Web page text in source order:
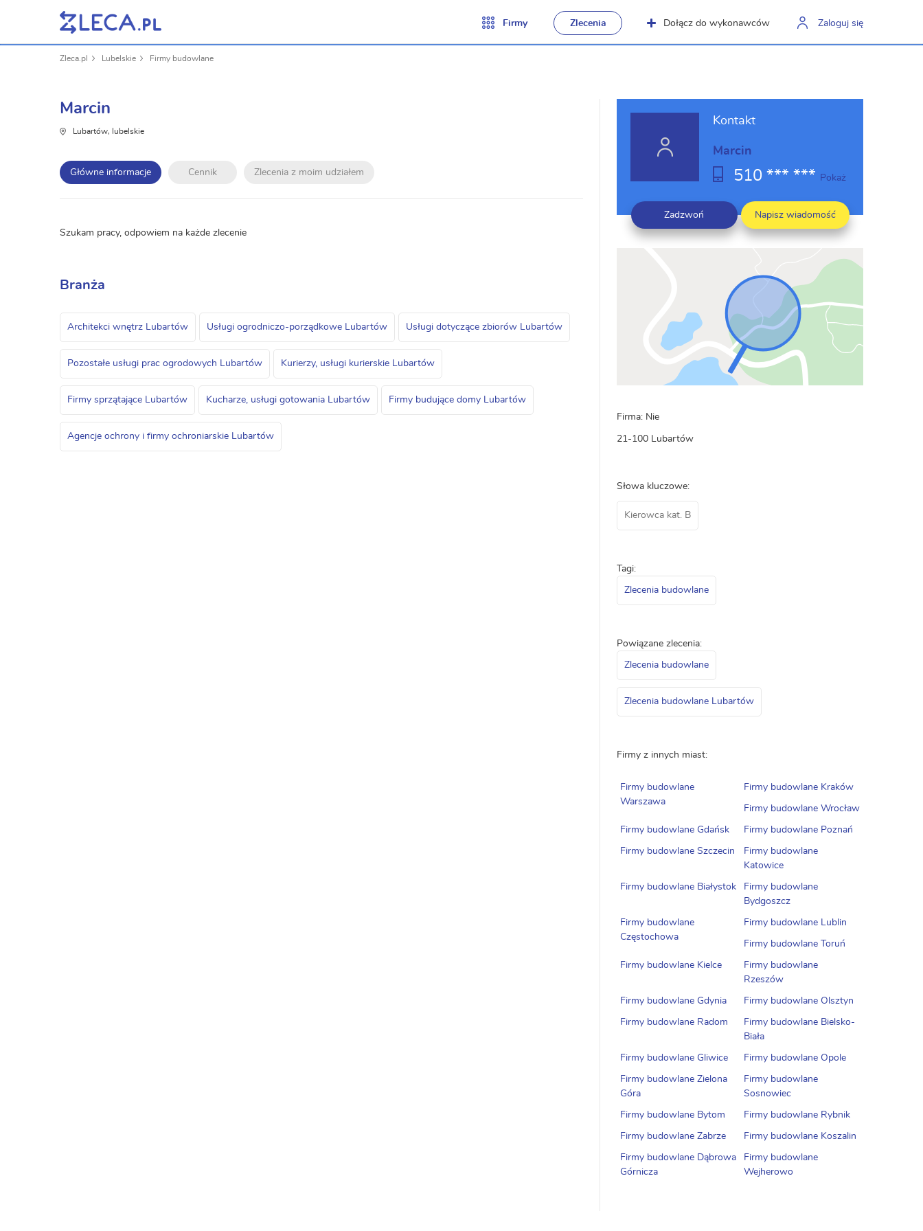
Firmy Zlecenia Dołącz do wykonawców Zaloguj się
Zleca.pl Lubelskie Firmy budowlane
Marcin
Lubartów, lubelskie
Główne informacje Cennik Zlecenia z moim udziałem
Szukam pracy, odpowiem na każde zlecenie
Branża
Architekci wnętrz Lubartów Usługi ogrodniczo-porządkowe Lubartów Usługi dotyczące zbiorów Lubartów
Pozostałe usługi prac ogrodowych Lubartów Kurierzy, usługi kurierskie Lubartów
Firmy sprzątające Lubartów Kucharze, usługi gotowania Lubartów Firmy budujące domy Lubartów
Agencje ochrony i firmy ochroniarskie Lubartów
Kontakt
Marcin
510 *** *** Pokaż
Zadzwoń Napisz wiadomość
Firma: Nie
21-100 Lubartów
Słowa kluczowe:
Kierowca kat. B
Tagi:
Zlecenia budowlane
Powiązane zlecenia:
Zlecenia budowlane
Zlecenia budowlane Lubartów
Firmy z innych miast:
Firmy budowlane
Warszawa
Firmy budowlane Kraków
Firmy budowlane Wrocław
Firmy budowlane Gdańsk Firmy budowlane Poznań
Firmy budowlane Szczecin
Firmy budowlane
Katowice
Firmy budowlane Białystok
Firmy budowlane
Bydgoszcz
Firmy budowlane
Częstochowa
Firmy budowlane Lublin
Firmy budowlane Toruń
Firmy budowlane Kielce
Firmy budowlane
Rzeszów
Firmy budowlane Gdynia Firmy budowlane Olsztyn
Firmy budowlane Radom
Firmy budowlane Bielsko-
Biała
Firmy budowlane Gliwice Firmy budowlane Opole
Firmy budowlane Zielona
Góra
Firmy budowlane
Sosnowiec
Firmy budowlane Bytom Firmy budowlane Rybnik
Firmy budowlane Zabrze Firmy budowlane Koszalin
Firmy budowlane Dąbrowa
Górnicza
Firmy budowlane
Wejherowo